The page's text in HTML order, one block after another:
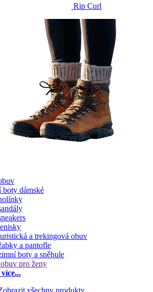
Rip Curl
boty dámské
a trekingová obuv
a pantofle
boty a sněhule
pro ženy